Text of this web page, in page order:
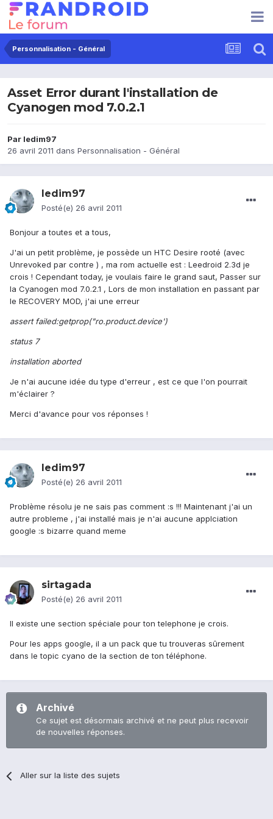
Personnalisation - Général
Asset Error durant l'installation de
Cyanogen mod 7.0.2.1
Par ledim97
26 avril 2011 dans Personnalisation - Général
ledim97
Posté(e) 26 avril 2011
Bonjour a toutes et a tous,
J'ai un petit problème, je possède un HTC Desire rooté (avec
Unrevoked par contre ) , ma rom actuelle est : Leedroid 2.3d je
crois ! Cependant today, je voulais faire le grand saut, Passer sur
la Cyanogen mod 7.0.2.1 , Lors de mon installation en passant par
le RECOVERY MOD, j'ai une erreur
assert failed:getprop("ro.product.device')
status 7
installation aborted
Je n'ai aucune idée du type d'erreur , est ce que l'on pourrait
m'éclairer ?
Merci d'avance pour vos réponses !
ledim97
Posté(e) 26 avril 2011
Problème résolu je ne sais pas comment :s !!! Maintenant j'ai un
autre probleme , j'ai installé mais je n'ai aucune applciation
google :s bizarre quand meme
sirtagada
Posté(e) 26 avril 2011
Il existe une section spéciale pour ton telephone je crois.
Pour les apps google, il a un pack que tu trouveras sûrement
dans le topic cyano de la section de ton téléphone.
Archivé
Ce sujet est désormais archivé et ne peut plus recevoir
de nouvelles réponses.
Aller sur la liste des sujets